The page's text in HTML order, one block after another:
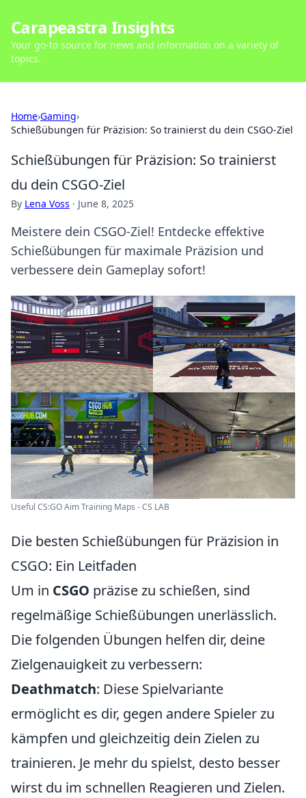
Carapeastra Insights
Your go-to source for news and information on a variety of
topics.
Home›Gaming›
Schießübungen für Präzision: So trainierst du dein CSGO-Ziel
Schießübungen für Präzision: So trainierst
du dein CSGO-Ziel
By Lena Voss · June 8, 2025
Meistere dein CSGO-Ziel! Entdecke effektive
Schießübungen für maximale Präzision und
verbessere dein Gameplay sofort!
Useful CS:GO Aim Training Maps - CS LAB
Die besten Schießübungen für Präzision in
CSGO: Ein Leitfaden
Um in CSGO präzise zu schießen, sind
regelmäßige Schießübungen unerlässlich.
Die folgenden Übungen helfen dir, deine
Zielgenauigkeit zu verbessern:
Deathmatch: Diese Spielvariante
ermöglicht es dir, gegen andere Spieler zu
kämpfen und gleichzeitig dein Zielen zu
trainieren. Je mehr du spielst, desto besser
wirst du im schnellen Reagieren und Zielen.